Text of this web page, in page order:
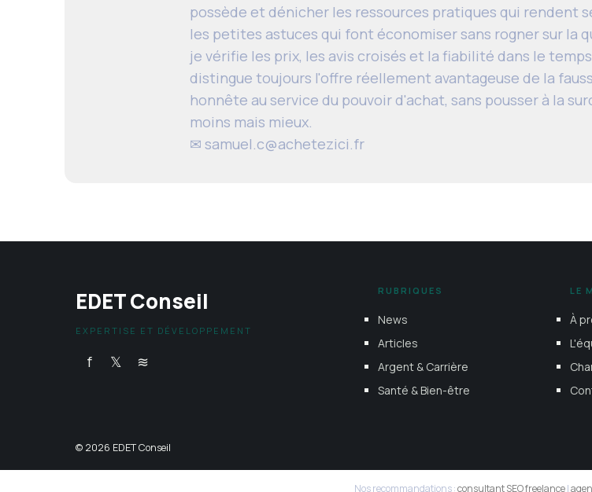
possède et dénicher les ressources pratiques qui rendent
les petites astuces qui font économiser sans rogner sur la
je vérifie les prix, les avis croisés et la fiabilité dans le
distingue toujours l'offre réellement avantageuse de la
honnête au service du pouvoir d'achat, sans pousser à la
moins mais mieux.
✉ samuel.c@achetezici.fr
EDET Conseil
EXPERTISE ET DÉVELOPPEMENT
f 𝕏 ≋
RUBRIQUES
News
Articles
Argent & Carrière
Santé & Bien-être
LE
À
© 2026 EDET Conseil
Nos recommandations :consultant SEO freelance|